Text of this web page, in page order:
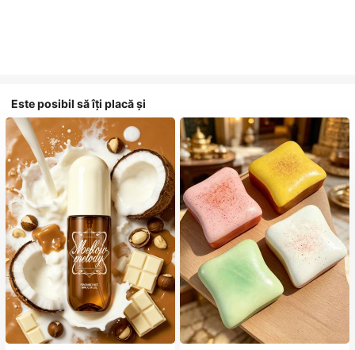
Este posibil să îți placă și